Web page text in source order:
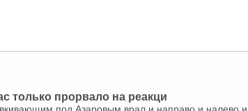
только прорвало на реакци